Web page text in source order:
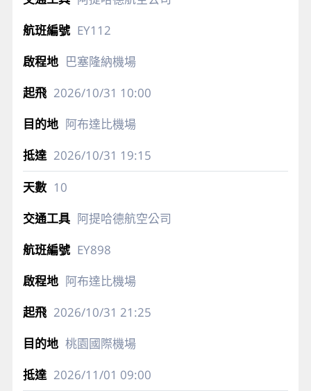
EY112
巴塞隆納機場
2026/10/31 10:00
阿布達比機場
2026/10/31 19:15
10
阿提哈德航空公司
EY898
阿布達比機場
2026/10/31 21:25
桃園國際機場
2026/11/01 09:00